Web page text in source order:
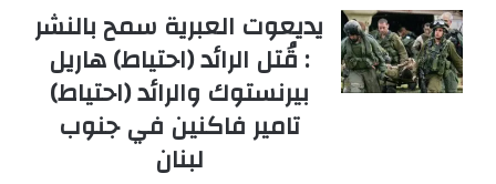
يديعوت العبرية سمح بالنشر
: قُتل الرائد (احتياط) هاريل
بيرنستوك والرائد (احتياط)
تامير فاكنين في جنوب
لبنان